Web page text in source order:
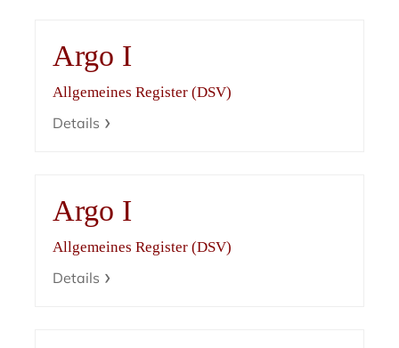
Argo I
Allgemeines Register (DSV)
Details
Argo I
Allgemeines Register (DSV)
Details